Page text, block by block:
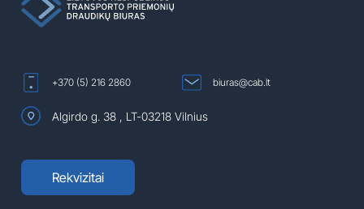
+370 (5) 216 2860 biuras@cab.lt
Algirdo g. 38 , LT-03218 Vilnius
Rekvizitai